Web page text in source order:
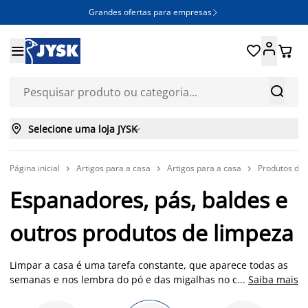
Grandes ofertas para empresas 


 
 Selecione uma loja JYSK
Página inicial  Artigos para a casa  Artigos para a casa  Produtos de
Espanadores, pás, baldes e
outros produtos de limpeza
Limpar a casa é uma tarefa constante, que aparece todas as
semanas e nos lembra do pó e das migalhas no chão. Na JYSK,
... Saiba mais